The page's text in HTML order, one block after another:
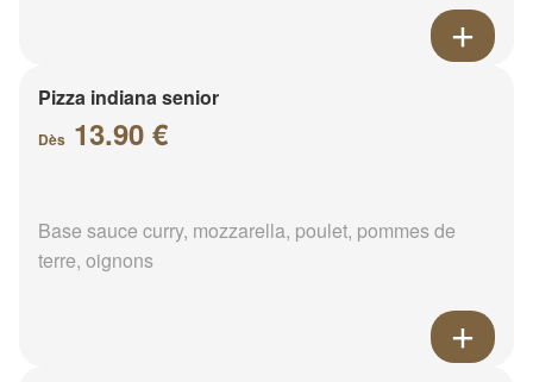
Pizza indiana senior
Dès 13.90 €
Base sauce curry, mozzarella, poulet, pommes de
terre, oignons